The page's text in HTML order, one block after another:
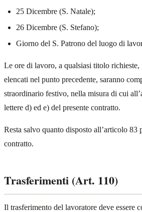
25 Dicembre (S. Natale);
26 Dicembre (S. Stefano);
Giorno del S. Patrono del luogo di
Le ore di lavoro, a qualsiasi titolo
elencati nel punto precedente, saranno
straordinario festivo, nella misura di cui
lettere d) ed e) del presente contratto.
Resta salvo quanto disposto all’articolo 83
contratto.
Trasferimenti (Art. 110)
Il trasferimento del lavoratore deve essere